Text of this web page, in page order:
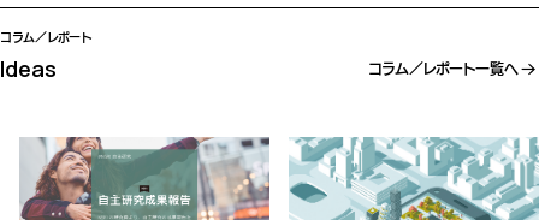
コラム／レポート
Ideas コラム／レポート一覧へ